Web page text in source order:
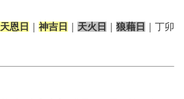
天恩日 神吉日 天火日 狼藉日
｜丁卯